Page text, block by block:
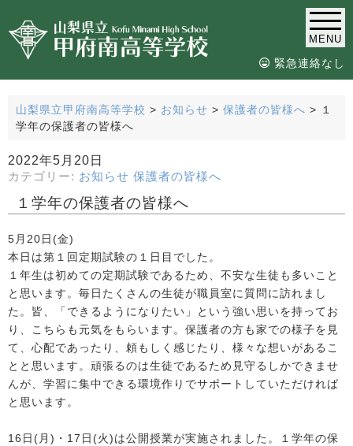
MENU
緊急連絡なし
山梨県立甲府南高等学校 > お知らせ > 保護者の皆様へ > １
学年の保護者の皆様へ
2022年5月20日
カテゴリー: お知らせ 保護者の皆様へ
１学年の保護者の皆様へ
5月20日(金)
本日は第１回定期試験の１日目でした。
１年生は初めての定期試験であるため、不安な生徒も多いこと
と思います。毎日たくさんの生徒が職員室に質問に訪れまし
た。皆、「できるようになりたい」という強い思いを持ってお
り、こちらも元気をもらいます。 保護者の方も家での様子を見
て、心配であったり、頼もしく感じたり、様々な想いがあるこ
とと思います。頑張るのは生徒であるため見守るしかできませ
んが、学習に集中できる環境作りでサポートしていただければ
と思います。
16日(月)・17日(火)は公開授業が実施されました。１学年の保